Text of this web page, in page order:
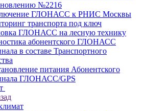
№2216
ГЛОНАСС к РНИС Москвы
транспорта под ключ
ГЛОНАСС на лесную технику
абонентского ГЛОНАСС
в составе Транспортного
питания Абонентского
ГЛОНАСС/GPS